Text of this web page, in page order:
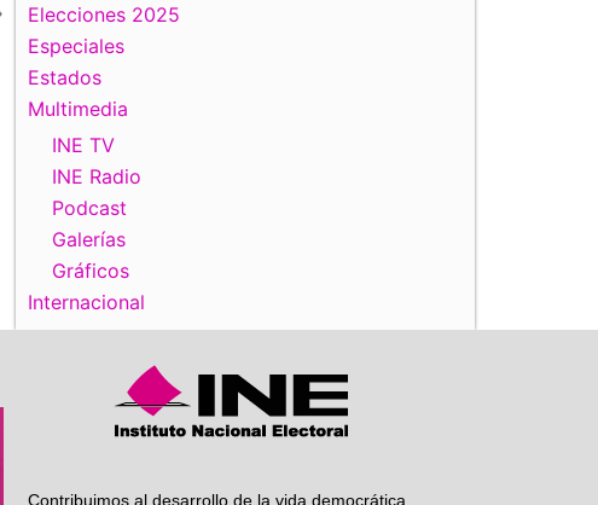
Elecciones 2025
Especiales
Estados
Multimedia
INE TV
INE Radio
Podcast
Galerías
Gráficos
Internacional
Contribuimos al desarrollo de la vida democrática